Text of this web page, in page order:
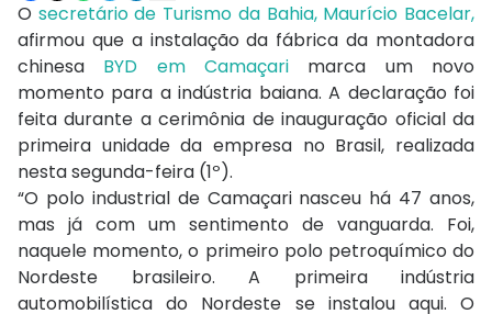
O secretário de Turismo da Bahia, Maurício Bacelar,
afirmou que a instalação da fábrica da montadora
chinesa BYD em Camaçari marca um novo
momento para a indústria baiana. A declaração foi
feita durante a cerimônia de inauguração oficial da
primeira unidade da empresa no Brasil, realizada
nesta segunda-feira (1º).
“O polo industrial de Camaçari nasceu há 47 anos,
mas já com um sentimento de vanguarda. Foi,
naquele momento, o primeiro polo petroquímico do
Nordeste brasileiro. A primeira indústria
automobilística do Nordeste se instalou aqui. O